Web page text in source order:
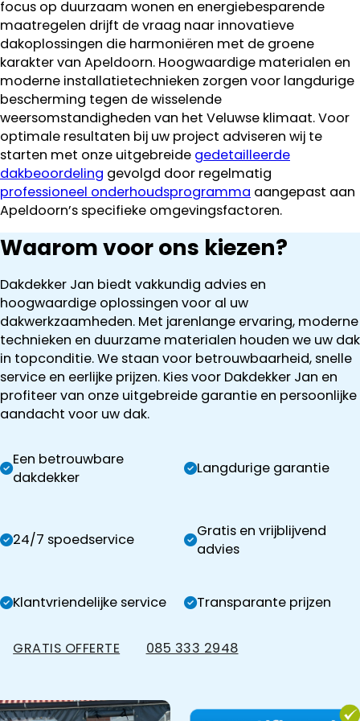
focus op duurzaam wonen en energiebesparende
maatregelen drijft de vraag naar innovatieve
dakoplossingen die harmoniëren met de groene
karakter van Apeldoorn. Hoogwaardige materialen en
moderne installatietechnieken zorgen voor langdurige
bescherming tegen de wisselende
weersomstandigheden van het Veluwse klimaat. Voor
optimale resultaten bij uw project adviseren wij te
starten met onze uitgebreide gedetailleerde
dakbeoordeling gevolgd door regelmatig
professioneel onderhoudsprogramma aangepast aan
Apeldoorn’s specifieke omgevingsfactoren.
Waarom voor ons kiezen?
Dakdekker Jan biedt vakkundig advies en
hoogwaardige oplossingen voor al uw
dakwerkzaamheden. Met jarenlange ervaring, moderne
technieken en duurzame materialen houden we uw dak
in topconditie. We staan voor betrouwbaarheid, snelle
service en eerlijke prijzen. Kies voor Dakdekker Jan en
profiteer van onze uitgebreide garantie en persoonlijke
aandacht voor uw dak.
Een betrouwbare
dakdekker
Langdurige garantie
24/7 spoedservice
Gratis en vrijblijvend
advies
Klantvriendelijke service Transparante prijzen
GRATIS OFFERTE 085 333 2948